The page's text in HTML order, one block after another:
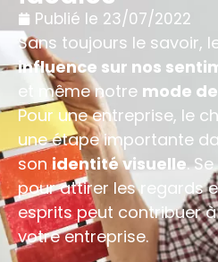
Publié le 23/07/2022
Sans toujours le savoir,
influence sur nos
et même notre mode
Pour une entreprise, le
une étape importante
sonidentité visuelle.
pour attirer les regards
esprits peut contribuer
votre entreprise.